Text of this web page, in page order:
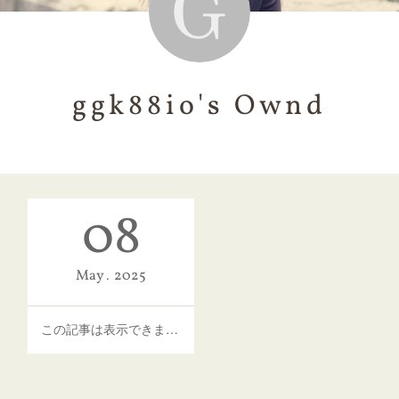
ggk88io's Ownd
08
May 2025
この記事は表示できません